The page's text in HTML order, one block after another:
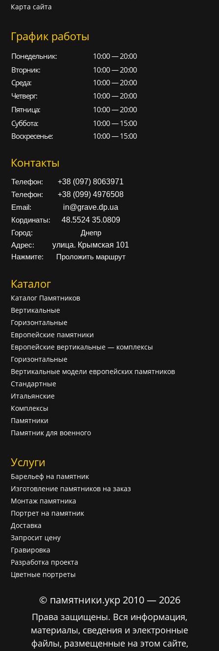
Карта сайта
График работы
Понедельник:
10:00 — 20:00
Вторник:
10:00 — 20:00
Среда:
10:00 — 20:00
Четверг:
10:00 — 20:00
Пятница:
10:00 — 20:00
Суббота:
10:00 — 15:00
Воскресенье:
10:00 — 15:00
Контакты
Телефон: +38 (097) 8063971
Телефон: +38 (099) 4976508
Email: in@grave.dp.ua
Кординаты: 48.5524 35.0809
Город:
Днепр
Адрес:
улица. Крымская 101
Нажмите: Проложить маршрут
Каталог
Каталог Памятников
Вертикальные
Горизонтальные
Европейские памятники
Европейские вертикальные — комплексы
Горизонтальные
Вертикальные модели европейских памятников
Cтандартные
Итальянские
Комплексы
Памятники
Памятник для военного
Услуги
Барельеф на памятник
Изготовление памятников на заказ
Монтаж памятника
Портрет на памятник
Доставка
Запросит цену
Гравировка
Разработка проекта
Цветные портреты
© памятники.укр 2010 — 2026
Права защищены. Вся информация,
материалы, сведения и электронные
файлы, размещенные на этом сайте,